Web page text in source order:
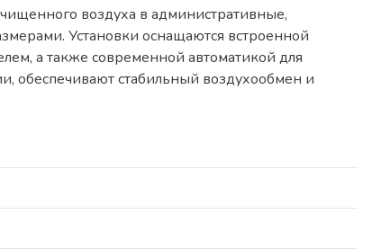
воздуха в административные,
Установки оснащаются встроенной
а также современной автоматикой для
обеспечивают стабильный воздухообмен и